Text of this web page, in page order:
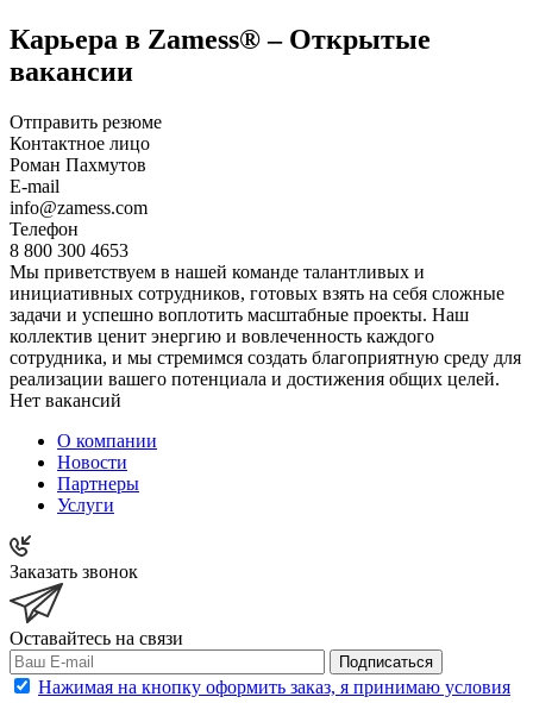
Карьера в Zamess® – Открытые
вакансии
Отправить резюме
Контактное лицо
Роман Пахмутов
E-mail
info@zamess.com
Телефон
8 800 300 4653
Мы приветствуем в нашей команде талантливых и
инициативных сотрудников, готовых взять на себя сложные
задачи и успешно воплотить масштабные проекты. Наш
коллектив ценит энергию и вовлеченность каждого
сотрудника, и мы стремимся создать благоприятную среду для
реализации вашего потенциала и достижения общих целей.
Нет вакансий
О компании
Новости
Партнеры
Услуги
Заказать звонок
Оставайтесь на связи
Подписаться
Нажимая на кнопку оформить заказ, я принимаю условия